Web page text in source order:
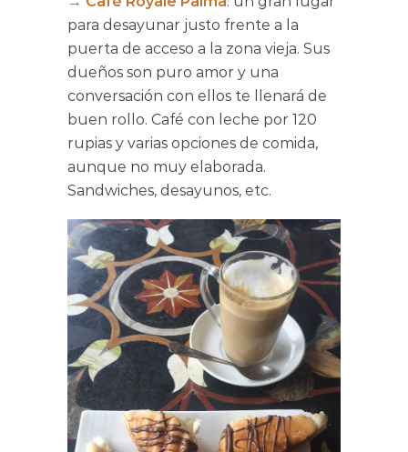
para desayunar justo frente a la
puerta de acceso a la zona vieja. Sus
dueños son puro amor y una
conversación con ellos te llenará de
buen rollo. Café con leche por 120
rupias y varias opciones de comida,
aunque no muy elaborada.
Sandwiches, desayunos, etc.